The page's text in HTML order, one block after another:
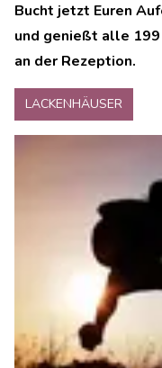
Bucht jetzt Euren
und genießt alle 199
an der Rezeption.
LACKENHÄUSER